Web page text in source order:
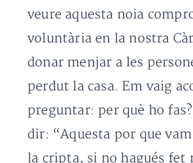
veure aquesta noia
voluntària en la nostra
donar menjar a les
perdut la casa. Em vaig
preguntar: per què ho
dir: “Aquesta por que
la cripta, si no hagués fet